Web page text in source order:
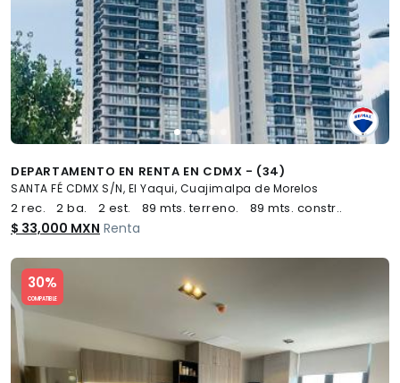
DEPARTAMENTO EN RENTA EN CDMX - (34)
SANTA FÉ CDMX S/N, El Yaqui, Cuajimalpa de Morelos
2 rec. 2 ba. 2 est. 89 mts. terreno. 89 mts. constr..
$ 33,000 MXN Renta
30%
COMPATIBLE
Slide 1 of 5